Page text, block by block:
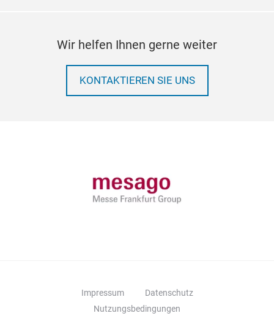
Wir helfen Ihnen gerne weiter
KONTAKTIEREN SIE UNS
Impressum
Datenschutz
Nutzungsbedingungen